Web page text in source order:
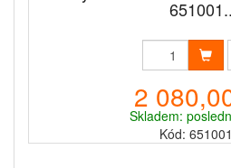
2
Skladem:
Kód: